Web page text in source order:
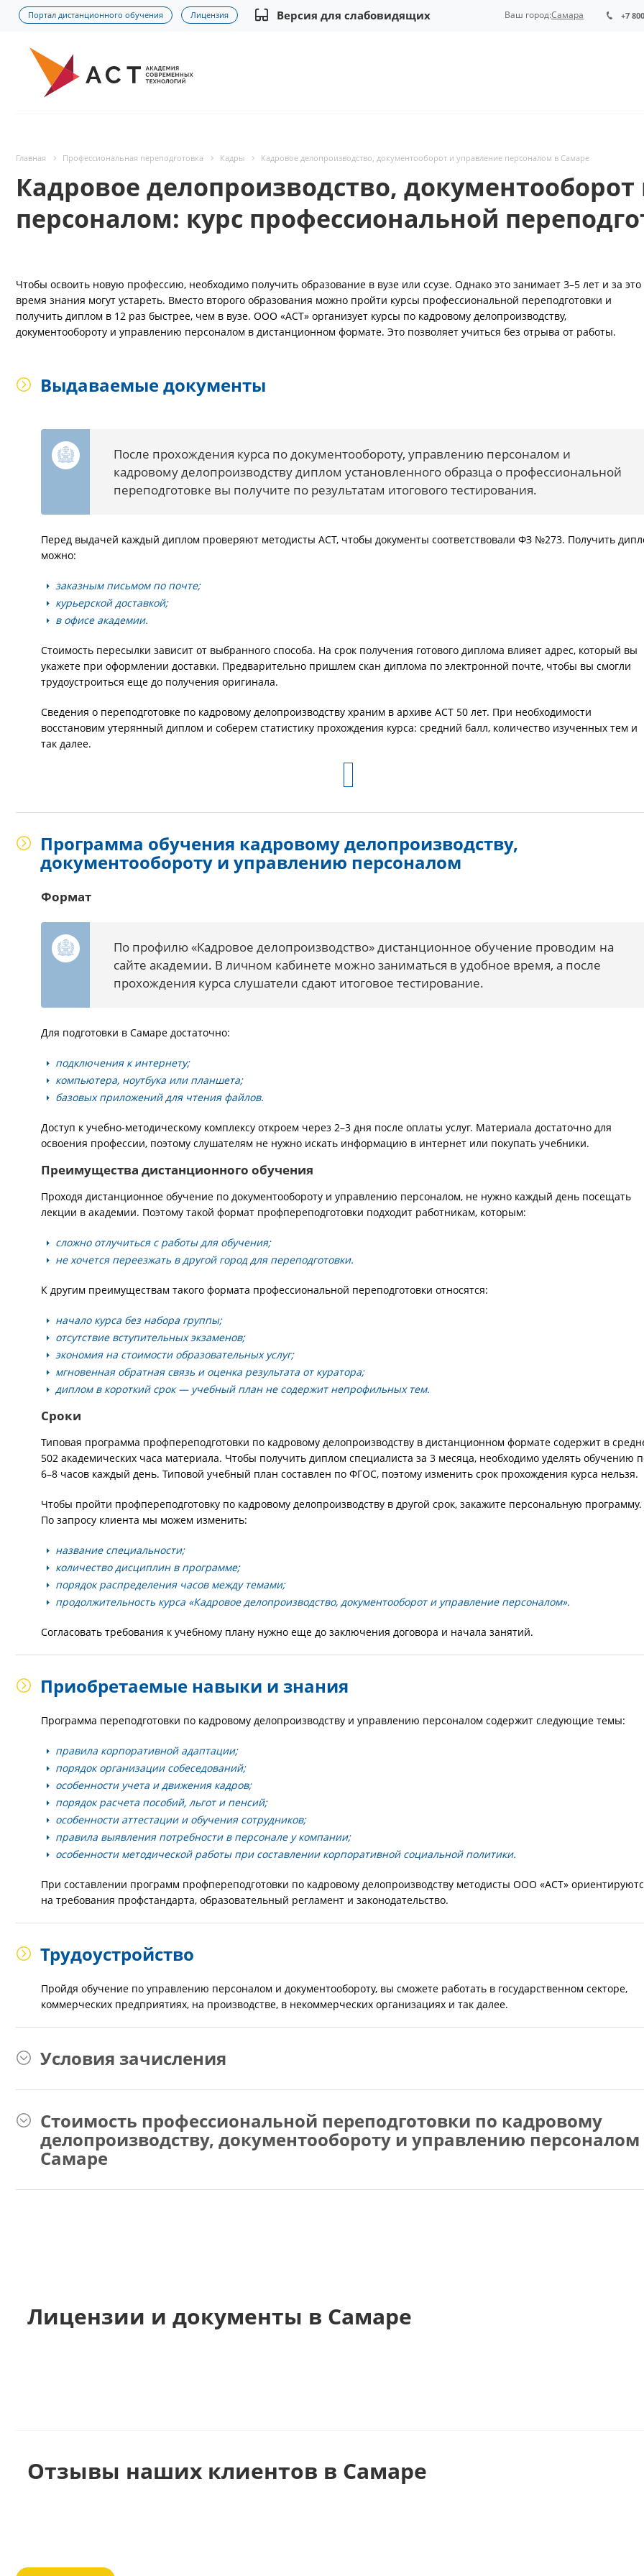
Портал дистанционного обучения Лицензия Версия для слабовидящих +7
Ваш город:Самара
Главная Профессиональная переподготовка Кадры Кадровое делопроизводство, документооборот и управление персоналом в Самаре
Кадровое делопроизводство,
персоналом: курс профессиональной
Чтобы освоить новую профессию, необходимо получить образование в вузе или ссузе. Однако это занимает 3–5 лет и за это
время знания могут устареть. Вместо второго образования можно пройти курсы профессиональной переподготовки и
получить диплом в 12 раз быстрее, чем в вузе. ООО «АСТ» организует курсы по кадровому делопроизводству,
документообороту и управлению персоналом в дистанционном формате. Это позволяет учиться без отрыва от работы.
Выдаваемые документы
После прохождения курса по документообороту, управлению персоналом и
кадровому делопроизводству диплом установленного образца о профессиональной
переподготовке вы получите по результатам итогового тестирования.
Перед выдачей каждый диплом проверяют методисты АСТ, чтобы документы соответствовали ФЗ №273. Получить
можно:
заказным письмом по почте;
курьерской доставкой;
в офисе академии.
Стоимость пересылки зависит от выбранного способа. На срок получения готового диплома влияет адрес, который вы
укажете при оформлении доставки. Предварительно пришлем скан диплома по электронной почте, чтобы вы смогли
трудоустроиться еще до получения оригинала.
Сведения о переподготовке по кадровому делопроизводству храним в архиве АСТ 50 лет. При необходимости
восстановим утерянный диплом и соберем статистику прохождения курса: средний балл, количество изученных тем и
так далее.
Программа обучения кадровому делопроизводству,
документообороту и управлению персоналом
Формат
По профилю «Кадровое делопроизводство» дистанционное обучение проводим на
сайте академии. В личном кабинете можно заниматься в удобное время, а после
прохождения курса слушатели сдают итоговое тестирование.
Для подготовки в Самаре достаточно:
подключения к интернету;
компьютера, ноутбука или планшета;
базовых приложений для чтения файлов.
Доступ к учебно-методическому комплексу откроем через 2–3 дня после оплаты услуг. Материала достаточно для
освоения профессии, поэтому слушателям не нужно искать информацию в интернет или покупать учебники.
Преимущества дистанционного обучения
Проходя дистанционное обучение по документообороту и управлению персоналом, не нужно каждый день посещать
лекции в академии. Поэтому такой формат профпереподготовки подходит работникам, которым:
сложно отлучиться с работы для обучения;
не хочется переезжать в другой город для переподготовки.
К другим преимуществам такого формата профессиональной переподготовки относятся:
начало курса без набора группы;
отсутствие вступительных экзаменов;
экономия на стоимости образовательных услуг;
мгновенная обратная связь и оценка результата от куратора;
диплом в короткий срок — учебный план не содержит непрофильных тем.
Сроки
Типовая программа профпереподготовки по кадровому делопроизводству в дистанционном формате содержит в
502 академических часа материала. Чтобы получить диплом специалиста за 3 месяца, необходимо уделять обучению
6–8 часов каждый день. Типовой учебный план составлен по ФГОС, поэтому изменить срок прохождения курса нельзя.
Чтобы пройти профпереподготовку по кадровому делопроизводству в другой срок, закажите персональную программу.
По запросу клиента мы можем изменить:
название специальности;
количество дисциплин в программе;
порядок распределения часов между темами;
продолжительность курса «Кадровое делопроизводство, документооборот и управление персоналом».
Согласовать требования к учебному плану нужно еще до заключения договора и начала занятий.
Приобретаемые навыки и знания
Программа переподготовки по кадровому делопроизводству и управлению персоналом содержит следующие темы:
правила корпоративной адаптации;
порядок организации собеседований;
особенности учета и движения кадров;
порядок расчета пособий, льгот и пенсий;
особенности аттестации и обучения сотрудников;
правила выявления потребности в персонале у компании;
особенности методической работы при составлении корпоративной социальной политики.
При составлении программ профпереподготовки по кадровому делопроизводству методисты ООО «АСТ»
на требования профстандарта, образовательный регламент и законодательство.
Трудоустройство
Пройдя обучение по управлению персоналом и документообороту, вы сможете работать в государственном секторе,
коммерческих предприятиях, на производстве, в некоммерческих организациях и так далее.
Условия зачисления
Стоимость профессиональной переподготовки по кадровому
делопроизводству, документообороту и управлению персоналом
Самаре
Лицензии и документы в Самаре
Отзывы наших клиентов в Самаре